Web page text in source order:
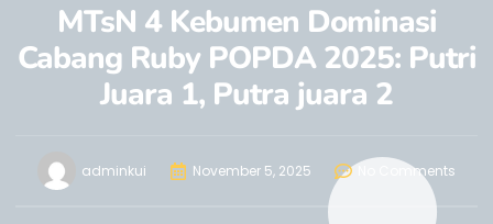
MTsN 4 Kebumen Dominasi
Cabang Ruby POPDA 2025: Putri
Juara 1, Putra juara 2
adminkui November 5, 2025 No Comments